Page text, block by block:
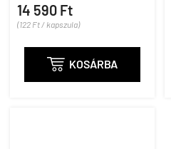
14 590 Ft
(122 Ft / kapszula)
 KOSÁRBA